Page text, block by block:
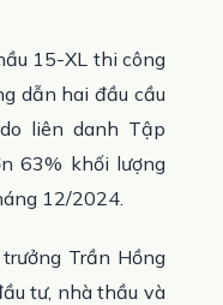
15-XL thi công
dẫn hai đầu cầu
liên danh Tập
63% khối lượng
12/2024.
Trần Hồng
tư, nhà thầu và